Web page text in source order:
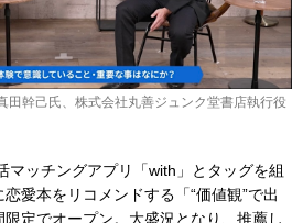
⽥幹⼰氏、株式会社丸善ジュンク堂書店執行役
マッチングアプリ「with」とタッグを組
愛本をリコメンドする「“価値観”で出
定でオープン。大盛況となり、推薦し